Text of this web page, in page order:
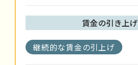
賃金の引き上げ
継続的な賃金の引上げ